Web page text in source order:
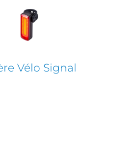
Vélo Signal